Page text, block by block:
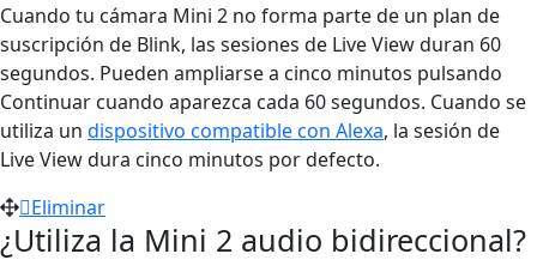
Cuando tu cámara Mini 2 no forma parte de un plan de
suscripción de Blink, las sesiones de Live View duran 60
segundos. Pueden ampliarse a cinco minutos pulsando
Continuar cuando aparezca cada 60 segundos. Cuando se
utiliza un dispositivo compatible con Alexa, la sesión de
Live View dura cinco minutos por defecto.
Eliminar
¿Utiliza la Mini 2 audio bidireccional?